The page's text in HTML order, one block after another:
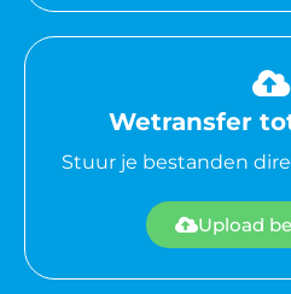
Wetransfer
Stuur je bestanden
Upload